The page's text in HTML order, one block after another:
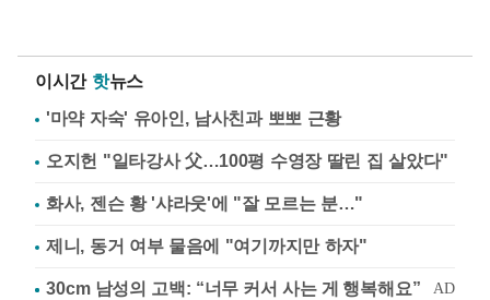
이시간 핫뉴스
'마약 자숙' 유아인, 남사친과 뽀뽀 근황
오지헌 "일타강사 父…100평 수영장 딸린 집 살았다"
화사, 젠슨 황 '샤라웃'에 "잘 모르는 분…"
제니, 동거 여부 물음에 "여기까지만 하자"